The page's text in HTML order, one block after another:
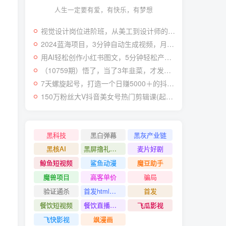
人生一定要有爱，有快乐，有梦想
视觉设计岗位进阶班，从美工到设计师的蜕变（4节视频课程）
2024蓝海项目，3分钟自动生成视频，月入过万
用AI轻松创作小红书图文，5分钟轻松产出300条小红书爆款笔记！
（10759期）悟了，当了3年韭菜，才发现网赚圈年赚100万的核心是卖项目，含泪分享！
7天螺旋起号，打造一个日赚5000＋的抖音壁纸号（价值688）
150万粉丝大V抖音美女号热门剪辑课(起号 过原创 素材来源 无人直播 变现)
黑科技 黑白弹幕
黑灰产业链
黑核AI
黑屏撸礼物撸门票
麦片好剧
鲸鱼短视频
鲨鱼动漫
魔豆助手
魔兽项目
高客单价
骗局
验证通杀
首发html小霸王游戏网站搭建项目
首发
餐饮短视频
餐饮直播引流
飞瓜影视
飞快影视
飒漫画